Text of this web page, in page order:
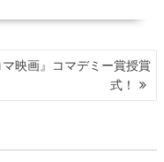
映画』コマデミー賞授賞
式！